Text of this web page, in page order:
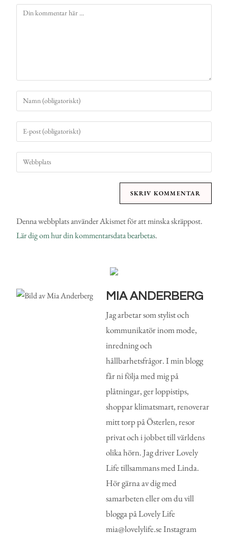
Denna webbplats använder Akismet för att minska skräppost.
Lär dig om hur din kommentarsdata bearbetas.
MIA ANDERBERG
Jag arbetar som stylist och
kommunikatör inom mode,
inredning och
hållbarhetsfrågor. I min blogg
får ni följa med mig på
plåtningar, ger loppistips,
shoppar klimatsmart, renoverar
mitt torp på Österlen, resor
privat och i jobbet till världens
olika hörn. Jag driver Lovely
Life tillsammans med Linda.
Hör gärna av dig med
samarbeten eller om du vill
blogga på Lovely Life
mia@lovelylife.se Instagram